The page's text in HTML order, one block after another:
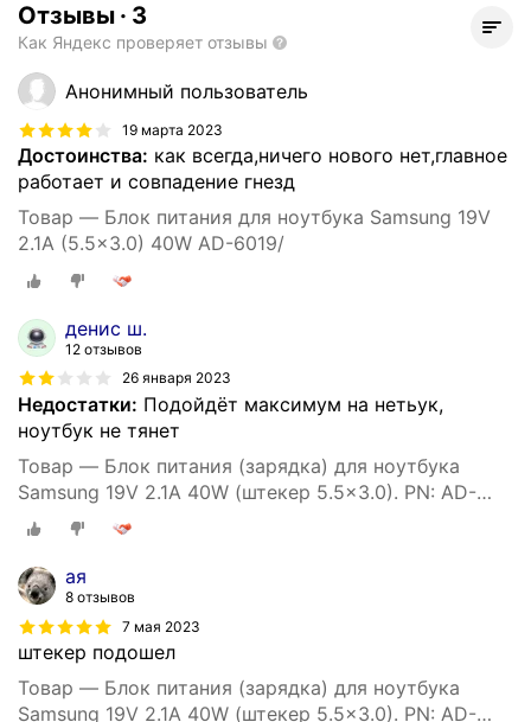
Отзывы · 3
Как Яндекс проверяет отзывы
Анонимный пользователь
19 марта 2023
Достоинства: как всегда,ничего нового нет,главное
работает и совпадение гнезд
Товар — Блок питания для ноутбука Samsung 19V
2.1A (5.5x3.0) 40W AD-6019/
денис ш.
12 отзывов
26 января 2023
Недостатки: Подойдёт максимум на нетьук,
ноутбук не тянет
Товар — Блок питания (зарядка) для ноутбука
Samsung 19V 2.1A 40W (штекер 5.5x3.0). PN: AD-
4019, ADP-40MH AB, SPA-830E
ая
8 отзывов
7 мая 2023
штекер подошел
Товар — Блок питания (зарядка) для ноутбука
Samsung 19V 2.1A 40W (штекер 5.5x3.0). PN: AD-